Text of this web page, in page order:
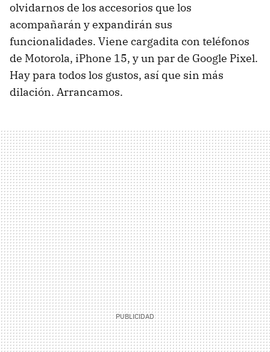
olvidarnos de los accesorios que los
acompañarán y expandirán sus
funcionalidades. Viene cargadita con teléfonos
de Motorola, iPhone 15, y un par de Google Pixel.
Hay para todos los gustos, así que sin más
dilación. Arrancamos.